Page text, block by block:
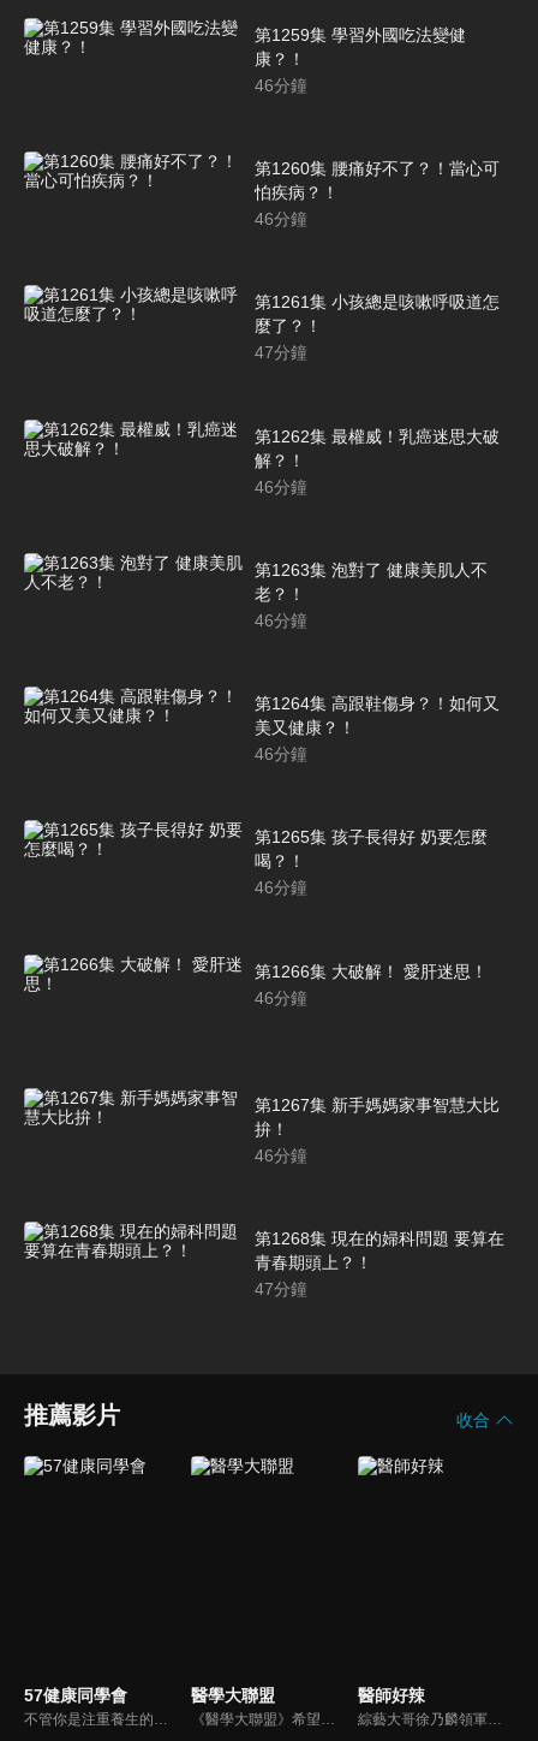
第1259集 學習外國吃法變健
康？！
46分鐘
第1260集 腰痛好不了？！當心可
怕疾病？！
46分鐘
第1261集 小孩總是咳嗽呼吸道怎
麼了？！
47分鐘
第1262集 最權威！乳癌迷思大破
解？！
46分鐘
第1263集 泡對了 健康美肌人不
老？！
46分鐘
第1264集 高跟鞋傷身？！如何又
美又健康？！
46分鐘
第1265集 孩子長得好 奶要怎麼
喝？！
46分鐘
第1266集 大破解！ 愛肝迷思！
46分鐘
第1267集 新手媽媽家事智慧大比
拚！
46分鐘
第1268集 現在的婦科問題 要算在
青春期頭上？！
47分鐘
推薦影片 收合
57健康同學會 醫學大聯盟 醫師好辣
綜藝大哥徐乃麟領軍，率領「好辣軍團」挑戰醫界麻辣話題，對上帥哥美女醫師團，不一樣的白色旋風即將登場！以前不敢說的，現在說給你聽，只要你想聽，我們就敢問！沒有不能聊，就怕不夠辣！絕對讓您耳目一新！打破傳統，跳脫框架！挖掘麻辣秘辛！